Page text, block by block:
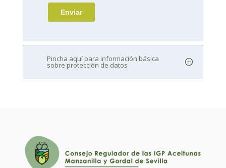
Pincha aquí para información básica
sobre protección de datos